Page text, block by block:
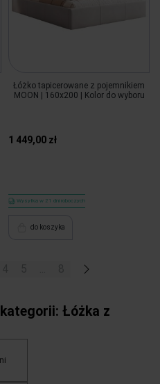
Łóżko tapicerowane z pojemnikiem
MOON | 160x200 | Kolor do wyboru
1 449,00 zł
Wysyłka w 21 dni roboczych
do koszyka
»
Łóżka z